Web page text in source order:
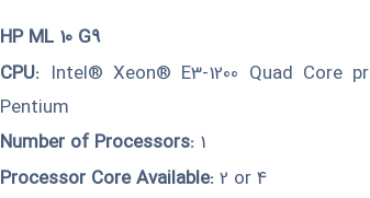
HP ML 10 G9
CPU: Intel® Xeon® E3-1200 Quad
Pentium
Number of Processors: 1
Processor Core Available:2 or 4